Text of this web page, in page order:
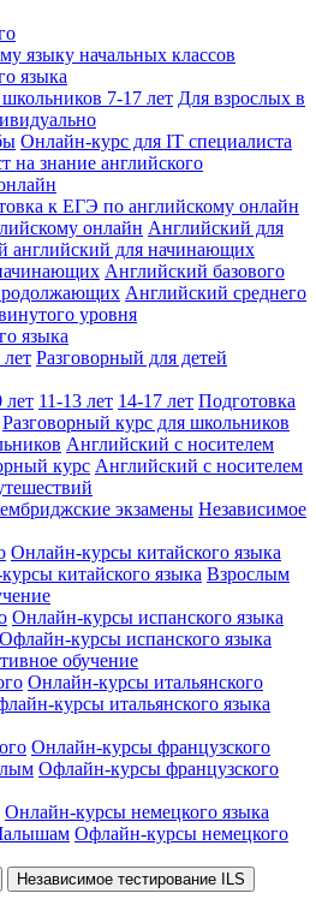
языку начальных классов
языка
7-17 лет Для взрослых в
Онлайн-курс для IT специалиста
на знание английского
к ЕГЭ по английскому онлайн
онлайн Английский для
английский для начинающих
Английский базового
Английский среднего
уровня
языка
Разговорный для детей
лет 11-13 лет 14-17 лет Подготовка
Разговорный курс для школьников
Английский с носителем
курс Английский с носителем
экзамены Независимое
Онлайн-курсы китайского языка
китайского языка Взрослым
Онлайн-курсы испанского языка
Офлайн-курсы испанского языка
обучение
Онлайн-курсы итальянского
курсы итальянского языка
Онлайн-курсы французского
Офлайн-курсы французского
Онлайн-курсы немецкого языка
Офлайн-курсы немецкого
Независимое тестирование ILS